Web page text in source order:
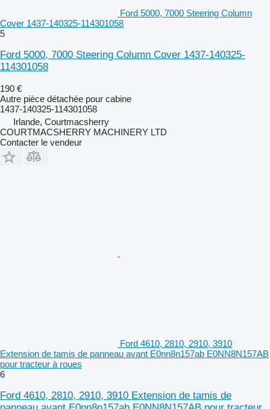
Ford 5000, 7000 Steering Column
Cover 1437-140325-114301058
5
Ford 5000, 7000 Steering Column Cover 1437-140325-
114301058
190 €
Autre pièce détachée pour cabine
1437-140325-114301058
Irlande, Courtmacsherry
COURTMACSHERRY MACHINERY LTD
Contacter le vendeur
Ford 4610, 2810, 2910, 3910
Extension de tamis de panneau avant E0nn8n157ab E0NN8N157AB
pour tracteur à roues
6
Ford 4610, 2810, 2910, 3910 Extension de tamis de